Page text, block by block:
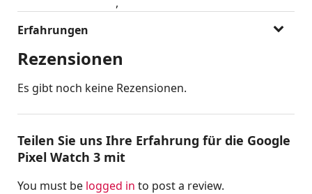
Erfahrungen
Rezensionen
Es gibt noch keine Rezensionen.
Teilen Sie uns Ihre Erfahrung für die Google
Pixel Watch 3 mit
You must be logged in to post a review.